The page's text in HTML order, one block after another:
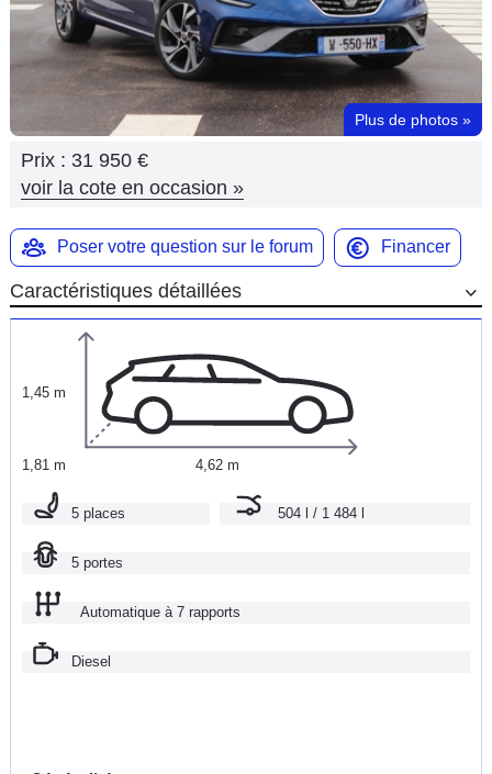
Services
Forum
Moto
Marques
Plus de photos »
Prix : 31 950 €
voir la cote en occasion »
Poser votre question sur le forum Financer
Caractéristiques détaillées
1,45 m
1,81 m 4,62 m
5 places 504 l / 1 484 l
5 portes
Automatique à 7 rapports
Diesel